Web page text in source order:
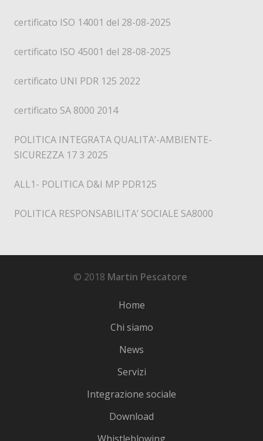
certificato ISO 14001 del 28-08-2025
certificato ISO 45001 del 28-08-2025
certificato UNI PDR 125 2022
certificato SA 8000 2014
POLITICA INTEGRATA QUALITA’-AMBIENTE-
SICUREZZA 17 3 2025
ALL1- POLITICA D&I MP PDR125
POLITICA RESPONSABILITA’ SOCIALE SA8000
© 2018 Martin Pescatore
Home
Chi siamo
News
Servizi
Integrazione sociale
Download